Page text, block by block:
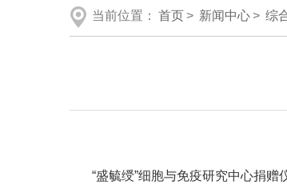
当前位置： 首页> 新闻中心> 综
“盛毓绶”细胞与免疫研究中心捐赠